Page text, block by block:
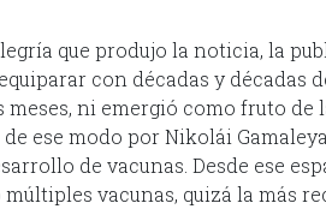
que produjo la noticia, la
con décadas y décadas
meses, ni emergió como fruto de
de ese modo por Nikolái
de vacunas. Desde ese
vacunas, quizá la más